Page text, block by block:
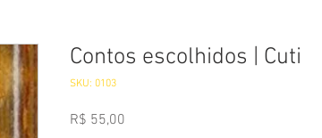
Contos escolhidos | Cuti
SKU: 0103
R$ 55,00